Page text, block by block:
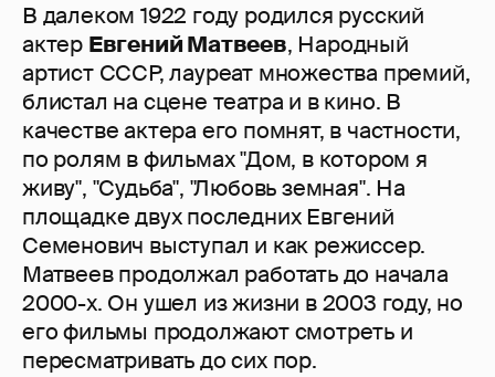
В далеком 1922 году родился русский
актер Евгений Матвеев, Народный
артист СССР, лауреат множества премий,
блистал на сцене театра и в кино. В
качестве актера его помнят, в частности,
по ролям в фильмах "Дом, в котором я
живу", "Судьба", "Любовь земная". На
площадке двух последних Евгений
Семенович выступал и как режиссер.
Матвеев продолжал работать до начала
2000-х. Он ушел из жизни в 2003 году, но
его фильмы продолжают смотреть и
пересматривать до сих пор.